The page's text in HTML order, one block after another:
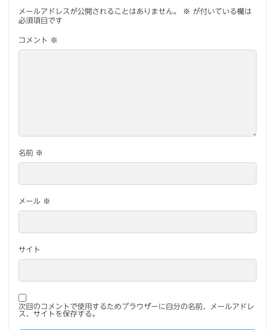
メールアドレスが公開されることはありません。 ※ が付いている欄は
必須項目です
コメント ※
名前 ※
メール ※
サイト
次回のコメントで使用するためブラウザーに自分の名前、メールアドレ
ス、サイトを保存する。